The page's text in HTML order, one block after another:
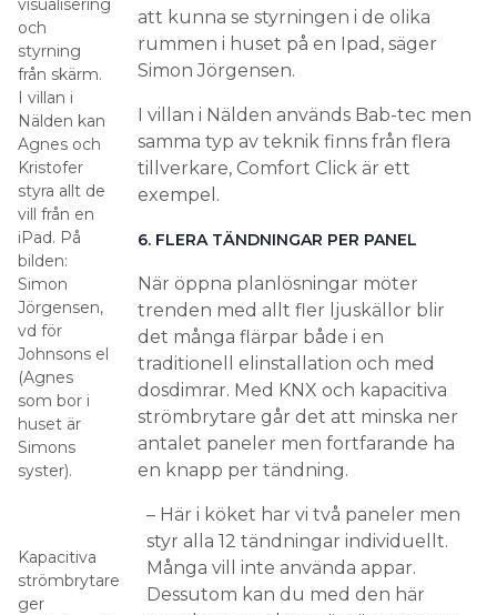
visualisering
och
styrning
från skärm.
I villan i
Nälden kan
Agnes och
Kristofer
styra allt de
vill från en
iPad. På
bilden:
Simon
Jörgensen,
vd för
Johnsons el
(Agnes
som bor i
huset är
Simons
syster).
att kunna se styrningen i de olika
rummen i huset på en Ipad, säger
Simon Jörgensen.
I villan i Nälden används Bab-tec men
samma typ av teknik finns från flera
tillverkare, Comfort Click är ett
exempel.
6. FLERA TÄNDNINGAR PER PANEL
När öppna planlösningar möter
trenden med allt fler ljuskällor blir
det många flärpar både i en
traditionell elinstallation och med
dosdimrar. Med KNX och kapacitiva
strömbrytare går det att minska ner
antalet paneler men fortfarande ha
en knapp per tändning.
Kapacitiva
strömbrytare
ger
– Här i köket har vi två paneler men
styr alla 12 tändningar individuellt.
Många vill inte använda appar.
Dessutom kan du med den här